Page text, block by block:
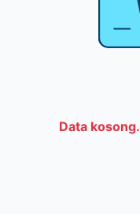
Data kosong.